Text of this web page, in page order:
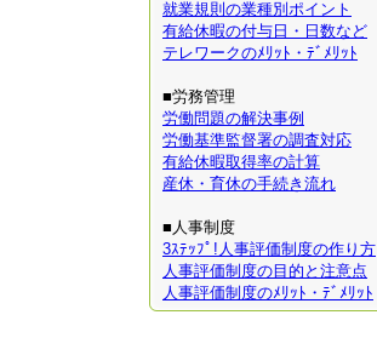
就業規則の業種別ポイント
有給休暇の付与日・日数など
テレワークのﾒﾘｯﾄ・ﾃﾞﾒﾘｯﾄ
■労務管理
労働問題の解決事例
労働基準監督署の調査対応
有給休暇取得率の計算
産休・育休の手続き流れ
■人事制度
3ｽﾃｯﾌﾟ!人事評価制度の作り方
人事評価制度の目的と注意点
人事評価制度のﾒﾘｯﾄ・ﾃﾞﾒﾘｯﾄ